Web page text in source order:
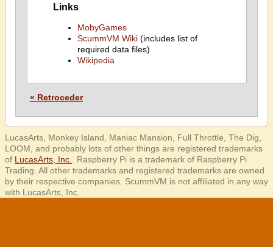
Links
MobyGames
ScummVM Wiki(includes list of
required data files)
Wikipedia
« Retroceder
LucasArts, Monkey Island, Maniac Mansion, Full Throttle, The Dig,
LOOM, and probably lots of other things are registered trademarks
of LucasArts, Inc.
. Raspberry Pi is a trademark of Raspberry Pi
Trading. All other trademarks and registered trademarks are owned
by their respective companies. ScummVM is not affiliated in any way
with LucasArts, Inc.